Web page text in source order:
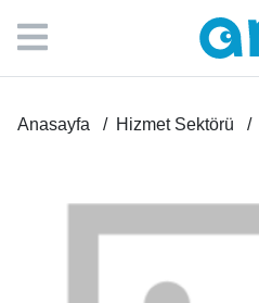
Anasayfa Hizmet Sektörü